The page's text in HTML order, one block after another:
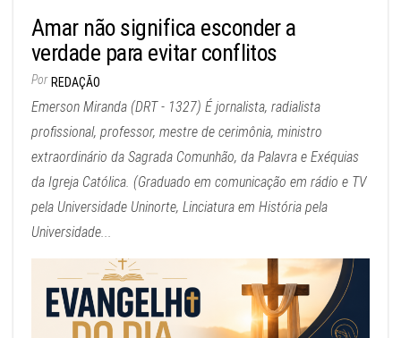
Amar não significa esconder a
verdade para evitar conflitos
Por REDAÇÃO
Emerson Miranda (DRT - 1327) É jornalista, radialista
profissional, professor, mestre de cerimônia, ministro
extraordinário da Sagrada Comunhão, da Palavra e Exéquias
da Igreja Católica. (Graduado em comunicação em rádio e TV
pela Universidade Uninorte, Linciatura em História pela
Universidade...